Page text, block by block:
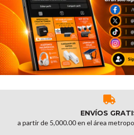
ENVÍOS
a partir de 5,000.00 en el área